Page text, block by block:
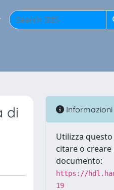
di
Informazioni
Utilizza
citare o
documento:
https://
19